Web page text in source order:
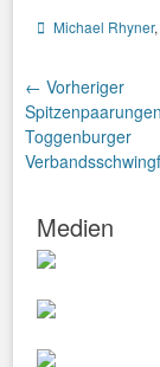
Schlagworte
Michael Rhyner
← Vorheriger
Vorheriger
Beitrag:
Spitzenpaarungen
Toggenburger
Medien